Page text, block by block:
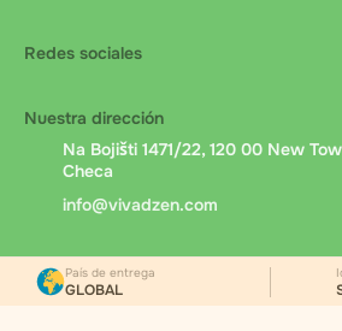
Redes sociales
Nuestra dirección
Na Bojišti 1471/22, 120 00 New
Checa
info@vivadzen.com
País de entrega
GLOBAL